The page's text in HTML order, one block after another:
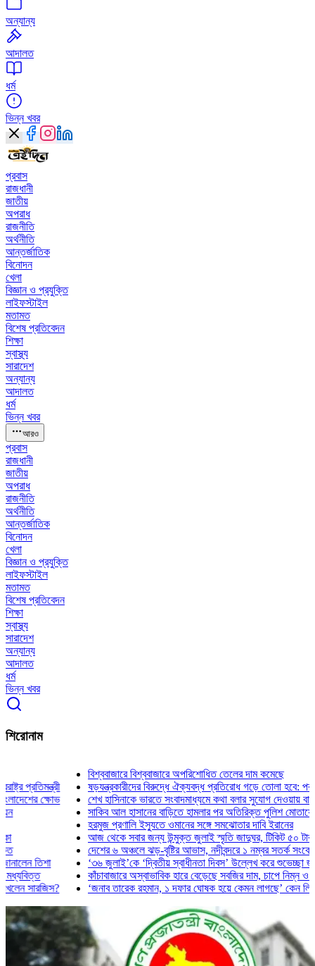
অন্যান্য
আদালত
ধর্ম
ভিন্ন খবর
প্রবাস
রাজধানী
জাতীয়
অপরাধ
রাজনীতি
অর্থনীতি
আন্তর্জাতিক
বিনোদন
খেলা
বিজ্ঞান ও প্রযুক্তি
লাইফস্টাইল
মতামত
বিশেষ প্রতিবেদন
শিক্ষা
স্বাস্থ্য
সারাদেশ
অন্যান্য
আদালত
ধর্ম
ভিন্ন খবর
আরও
প্রবাস
রাজধানী
জাতীয়
অপরাধ
রাজনীতি
অর্থনীতি
আন্তর্জাতিক
বিনোদন
খেলা
বিজ্ঞান ও প্রযুক্তি
লাইফস্টাইল
মতামত
বিশেষ প্রতিবেদন
শিক্ষা
স্বাস্থ্য
সারাদেশ
অন্যান্য
আদালত
ধর্ম
ভিন্ন খবর
শিরোনাম
বিশ্ববাজারে বিশ্ববাজারে অপরিশোধিত তেলের দাম কমেছে
ষড়যন্ত্রকারীদের বিরুদ্ধে ঐক্যবদ্ধ প্রতিরোধ গড়ে তোলা হবে: পররাষ্ট্র প্রতিমন্ত্রী
শেখ হাসিনাকে ভারতে সংবাদমাধ্যমে কথা বলার সুযোগ দেওয়ায় বাংলাদেশের ক্ষোভ
সাকিব আল হাসানের বাড়িতে হামলার পর অতিরিক্ত পুলিশ মোতায়েন
হরমুজ প্রণালি ইস্যুতে ওমানের সঙ্গে সমঝোতার দাবি ইরানের
আজ থেকে সবার জন্য উন্মুক্ত জুলাই স্মৃতি জাদুঘর, টিকিট ৫০ টাকা
দেশের ৬ অঞ্চলে ঝড়-বৃষ্টির আভাস, নদীবন্দরে ১ নম্বর সতর্ক সংকেত
‘৩৬ জুলাই’কে ‘দ্বিতীয় স্বাধীনতা দিবস’ উল্লেখ করে শুভেচ্ছা জানালেন তিশা
কাঁচাবাজারে অস্বাভাবিক হারে বেড়েছে সবজির দাম, চাপে নিম্ন ও মধ্যবিত্ত
‘জনাব তারেক রহমান, ১ দফার ঘোষক হয়ে কেমন লাগছে’ কেন লিখলেন সারজিস?